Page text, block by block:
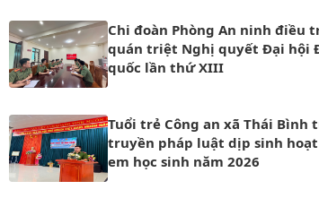
Chi đoàn Phòng An ninh điều
quán triệt Nghị quyết Đại hội
quốc lần thứ XIII
Tuổi trẻ Công an xã Thái Bình
truyền pháp luật dịp sinh hoạt
em học sinh năm 2026